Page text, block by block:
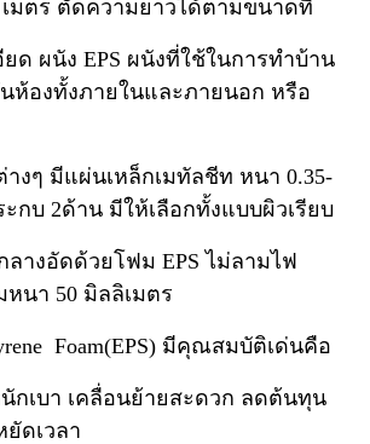
เมตร ตัดความยาวได้ตามขนาดที่
ยด ผนัง EPS ผนังที่ใช้ในการทำบ้าน
ห้องทั้งภายในและภายนอก หรือ
างๆ มีแผ่นเหล็กเมทัลชีท หนา 0.35-
ะกบ 2ด้าน มีให้เลือกทั้งแบบผิวเรียบ
ลางอัดด้วยโฟม EPS ไม่ลามไฟ
นา 50 มิลลิเมตร
Foam(EPS) มีคุณสมบัติเด่นคือ
กเบา เคลื่อนย้ายสะดวก ลดต้นทุน
ดเวลา